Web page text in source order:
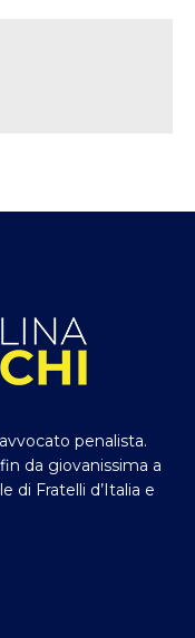
penalista.
da giovanissima a
di Fratelli d’Italia e